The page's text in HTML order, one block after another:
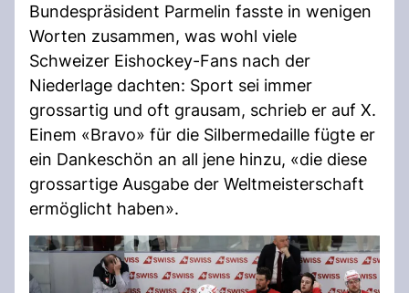
Bundespräsident Parmelin fasste in wenigen
Worten zusammen, was wohl viele
Schweizer Eishockey-Fans nach der
Niederlage dachten: Sport sei immer
grossartig und oft grausam, schrieb er auf X.
Einem «Bravo» für die Silbermedaille fügte er
ein Dankeschön an all jene hinzu, «die diese
grossartige Ausgabe der Weltmeisterschaft
ermöglicht haben».